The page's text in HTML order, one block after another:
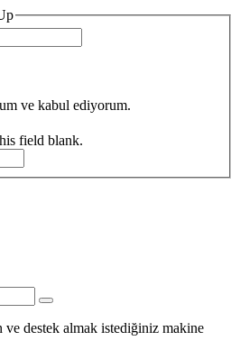
ve kabul ediyorum.
field blank.
destek almak istediğiniz makine